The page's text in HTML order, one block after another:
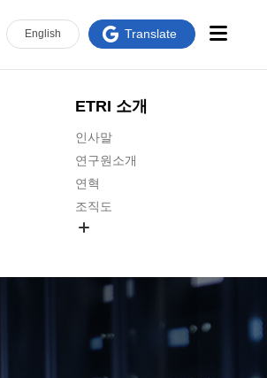
ETRI 소개
인사말
연구원소개
연혁
조직도
연구원 고객헌장
주요업무연락처
English Translate